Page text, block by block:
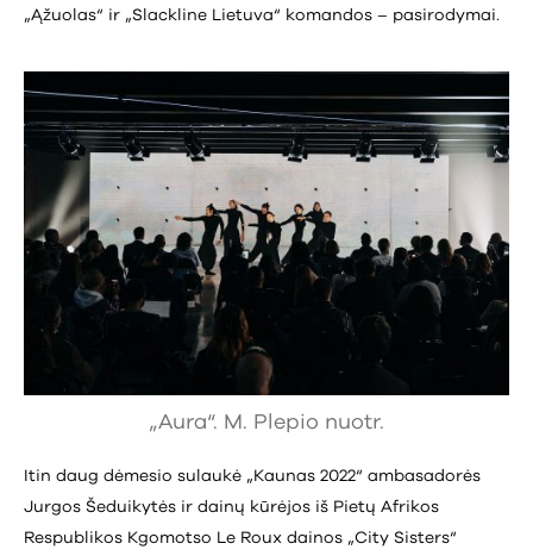
„Ąžuolas“ ir „Slackline Lietuva“ komandos – pasirodymai.
„Aura“. M. Plepio nuotr.
Itin daug dėmesio sulaukė „Kaunas 2022“ ambasadorės
Jurgos Šeduikytės ir dainų kūrėjos iš Pietų Afrikos
Respublikos Kgomotso Le Roux dainos „City Sisters“